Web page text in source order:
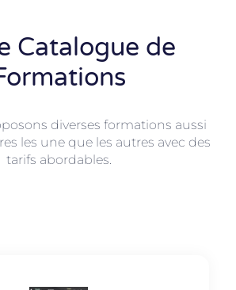
Catalogue de
diverses formations aussi
les une que les autres avec des
tarifs abordables.